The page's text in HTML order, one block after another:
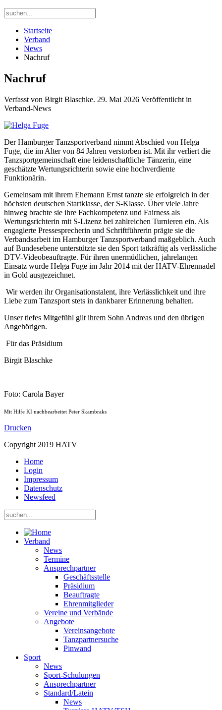
Startseite
Verband
News
Nachruf
Nachruf
Verfasst von Birgit Blaschke. 29. Mai 2026 Veröffentlicht in
Verband-News
Der Hamburger Tanzsportverband nimmt Abschied von Helga
Fuge, die im Alter von 84 Jahren verstorben ist. Mit ihr verliert die
Tanzsportgemeinschaft eine leidenschaftliche Tänzerin, eine
geschätzte Wertungsrichterin sowie eine hochverdiente
Funktionärin.
Gemeinsam mit ihrem Ehemann Ernst tanzte sie erfolgreich in der
höchsten deutschen Startklasse, der S-Klasse. Über viele Jahre
hinweg brachte sie ihre Fachkompetenz und Fairness als
Wertungsrichterin mit S-Lizenz bei zahlreichen Turnieren ein. Als
engagierte Pressesprecherin und Schriftführerin prägte sie die
Verbandsarbeit im Hamburger Tanzsportverband maßgeblich. Auch
auf Bundesebene unterstützte sie den Sport tatkräftig als verlässliche
DTV-Videobeauftragte. Für ihren unermüdlichen, jahrelangen
Einsatz wurde Helga Fuge im Jahr 2014 mit der HATV-Ehrennadel
in Gold ausgezeichnet.
Wir werden ihr Organisationstalent, ihre Verlässlichkeit und ihre
Liebe zum Tanzsport stets in dankbarer Erinnerung behalten.
Unser tiefes Mitgefühl gilt ihrem Sohn Andreas und den übrigen
Angehörigen.
Für das Präsidium
Birgit Blaschke
Foto: Carola Bayer
Mit Hilfe KI nachbearbeitet Peter Skambraks
Drucken
Copyright 2019 HATV
Home
Login
Impressum
Datenschutz
Newsfeed
Verband
News
Termine
Ansprechpartner
Geschäftsstelle
Präsidium
Beauftragte
Ehrenmitglieder
Vereine und Verbände
Angebote
Vereinsangebote
Tanzpartnersuche
Pinwand
Sport
News
Sport-Schulungen
Ansprechpartner
Standard/Latein
News